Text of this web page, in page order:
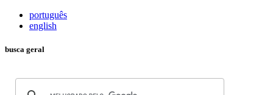
português
english
busca geral